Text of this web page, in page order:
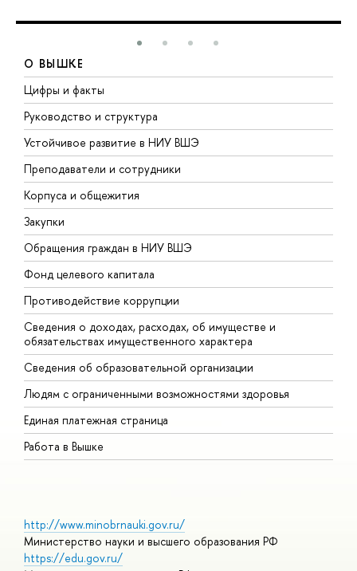
О ВЫШКЕ
Цифры и факты
Руководство и структура
Устойчивое развитие в НИУ ВШЭ
Преподаватели и сотрудники
Корпуса и общежития
Закупки
Обращения граждан в НИУ ВШЭ
Фонд целевого капитала
Противодействие коррупции
Сведения о доходах, расходах, об имуществе и
обязательствах имущественного характера
Сведения об образовательной организации
Людям с ограниченными возможностями здоровья
Единая платежная страница
Работа в Вышке
http://www.minobrnauki.gov.ru/
Министерство науки и высшего образования РФ
https://edu.gov.ru/